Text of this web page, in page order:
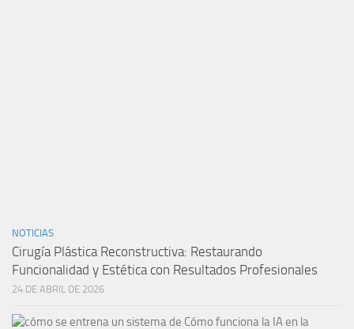
NOTICIAS
Cirugía Plástica Reconstructiva: Restaurando
Funcionalidad y Estética con Resultados Profesionales
24 DE ABRIL DE 2026